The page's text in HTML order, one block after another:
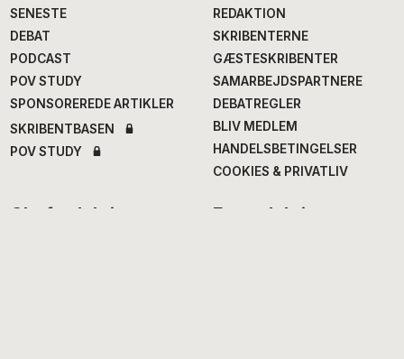
SENESTE
DEBAT
PODCAST
POV STUDY
SPONSOREREDE ARTIKLER
SKRIBENTBASEN
POV STUDY
REDAKTION
SKRIBENTERNE
GÆSTESKRIBENTER
SAMARBEJDSPARTNERE
DEBATREGLER
BLIV MEDLEM
HANDELSBETINGELSER
COOKIES & PRIVATLIV
Chefredaktion Fagredaktion